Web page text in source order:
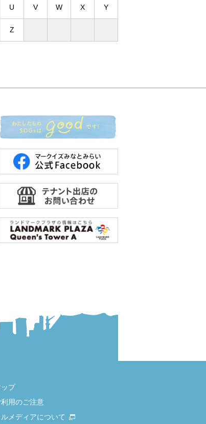
U V W X Y
Z
プ
用のご注意
メディアについて